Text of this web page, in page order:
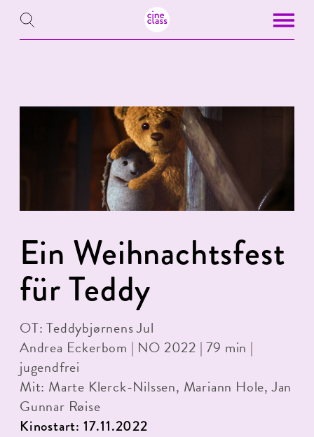
Ein Weihnachtsfest
für Teddy
OT: Teddybjørnens Jul
Andrea Eckerbom | NO 2022 | 79 min |
jugendfrei
Mit: Marte Klerck-Nilssen, Mariann Hole, Jan
Gunnar Røise
Kinostart: 17.11.2022